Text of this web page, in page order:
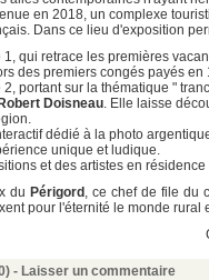
en 2018, un complexe
Dans ce lieu d'exposition
1, qui retrace les premières
des premiers congés payés en
2, portant sur la thématique "
Robert Doisneau. Elle laisse
dédié à la photo
unique et ludique.
et des artistes en
du Périgord , ce chef de file du
pour l'éternité le monde
- Laisser un commentaire